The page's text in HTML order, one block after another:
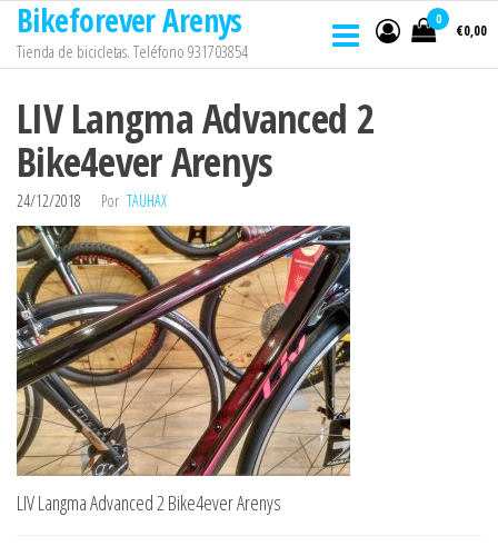
Saltar
contenido
Bikeforever Arenys
Tienda de bicicletas. Teléfono 931703854
0
€0,00
LIV Langma Advanced 2
Bike4ever Arenys
24/12/2018 Por TAUHAX
LIV Langma Advanced 2 Bike4ever Arenys